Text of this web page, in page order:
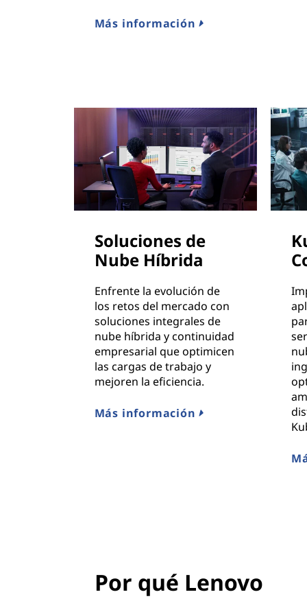
Más información
Soluciones de
Nube Híbrida
Enfrente la evolución de
los retos del mercado con
soluciones integrales de
nube híbrida y continuidad
empresarial que optimicen
las cargas de trabajo y
mejoren la eficiencia.
Más información
Por qué Lenovo